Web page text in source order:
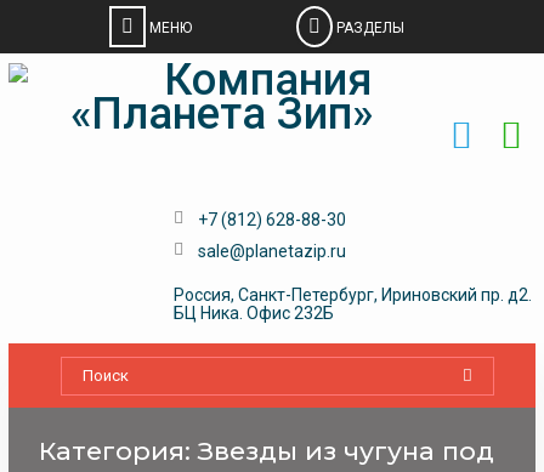
Skip
+7 (812) 628-88-30
sale@planetazip.ru
Россия, Санкт-Петербург, Ириновский пр. д2.
БЦ Ника. Офис 232Б
Категория:Звезды из чугуна под